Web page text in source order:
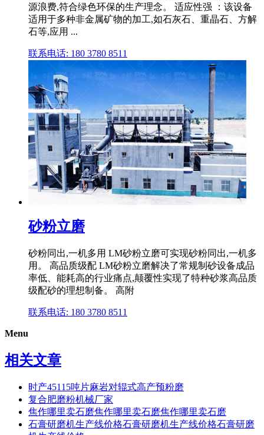
源浪费,符合绿色环保的生产理念。 适应性强 ：该设备
适用于多种非金属矿物的加工,如石灰石、重晶石、方解
石等,应用 ...
联系电话: 180 3780 8511
砂粉立磨
砂粉同出,一机多用 LM砂粉立磨可实现砂粉同出,一机多
用。 高品质级配 LM砂粉立磨解决了常规制砂设备成品
率低、能耗高的行业痛点,颠覆性实现了特种砂浆高品质
级配砂的理想制备。 高附
联系电话: 180 3780 8511
Menu
相关文章
时产45115吨片麻岩对辊式高产预粉磨
复合肥磨粉机械厂家
焦作哪里卖石磨焦作哪里卖石磨焦作哪里卖石磨
石膏研磨机生产线价格石膏研磨机生产线价格石膏研磨